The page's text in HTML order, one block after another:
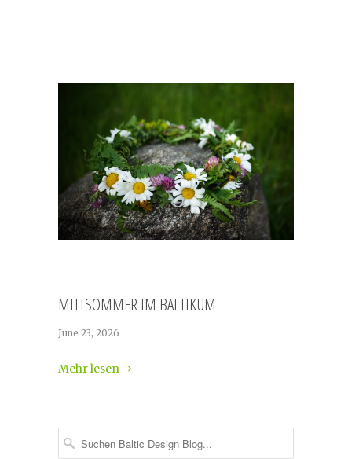
MITTSOMMER IM BALTIKUM
June 23, 2026
Mehr lesen